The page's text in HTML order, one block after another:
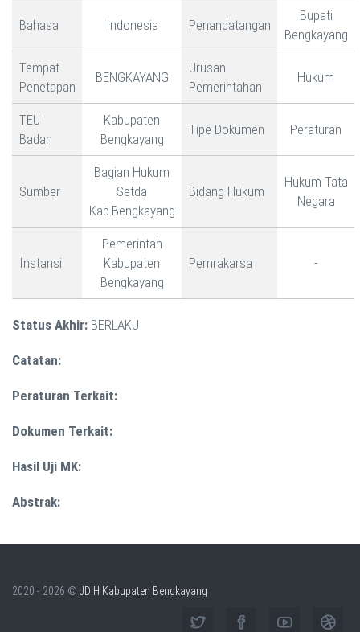
Bahasa Indonesia Penandatangan
Bupati
Bengkayang
Tempat
Penetapan
BENGKAYANG
Urusan
Pemerintahan
Hukum
TEU
Badan
Kabupaten
Bengkayang
Tipe Dokumen Peraturan
Sumber
Bagian Hukum
Setda
Kab.Bengkayang
Bidang Hukum
Hukum Tata
Negara
Instansi
Pemerintah
Kabupaten
Bengkayang
Pemrakarsa -
Status Akhir: BERLAKU
Catatan:
Peraturan Terkait:
Dokumen Terkait:
Hasil Uji MK:
Abstrak:
2020 - 2026 © JDIH Kabupaten Bengkayang